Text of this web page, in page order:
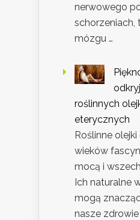
nerwowego
schorzeniach,
mózgu …
roślinnych
eterycznych
Roślinne
wieków
mocą i
Ich naturalne
mogą
nasze zdrowie